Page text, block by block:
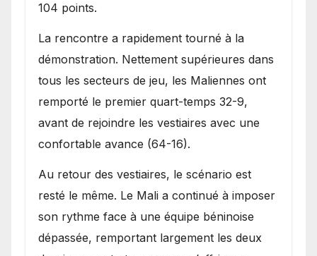
104 points.
La rencontre a rapidement tourné à la
démonstration. Nettement supérieures dans
tous les secteurs de jeu, les Maliennes ont
remporté le premier quart-temps 32-9,
avant de rejoindre les vestiaires avec une
confortable avance (64-16).
Au retour des vestiaires, le scénario est
resté le même. Le Mali a continué à imposer
son rythme face à une équipe béninoise
dépassée, remportant largement les deux